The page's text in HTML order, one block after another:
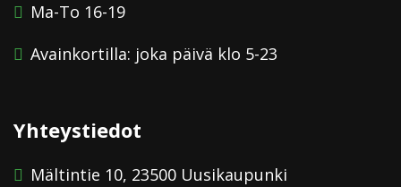
Ma-To 16-19
Avainkortilla: joka päivä klo 5-23
Yhteystiedot
Mältintie 10, 23500 Uusikaupunki